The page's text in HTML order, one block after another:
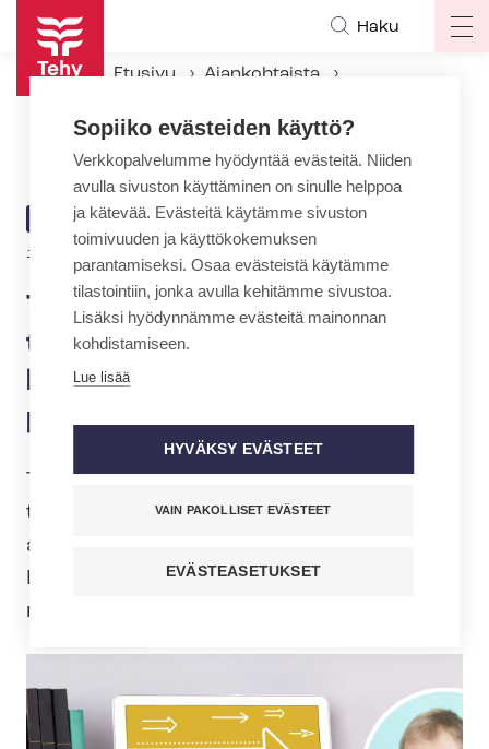
Hyppää
pääsisältöön
Haku
Etusivu
Ajankohtaista
Tehyn webinaarit työhyvinvoinnista jatkuvat – luvassa harjoituksia palautumisen tueksi
ARTIKKELIN
KATEGORIA
AJANKOHTAISTA
10.9.2020 | 11:32
Tehyn webinaarit
työhyvinvoinnista jatkuvat –
luvassa harjoituksia
palautumisen tueksi
Tarjoamme syksyn aikana jäsenillemme
työhyvinvointiwebinaareja, joissa on
alan huip­pu­asian­tun­ti­joi­ta kouluttajina.
Lähestymme työhyvinvointia eri
näkökulmista.
Sopiiko evästeiden käyttö?
Verkkopalvelumme hyödyntää evästeitä. Niiden
avulla sivuston käyttäminen on sinulle helppoa
ja kätevää. Evästeitä käytämme sivuston
toimivuuden ja käyttökokemuksen
parantamiseksi. Osaa evästeistä käytämme
tilastointiin, jonka avulla kehitämme sivustoa.
Lisäksi hyödynnämme evästeitä mainonnan
kohdistamiseen.
Lue lisää
HYVÄKSY EVÄSTEET
VAIN PAKOLLISET EVÄSTEET
EVÄSTEASETUKSET